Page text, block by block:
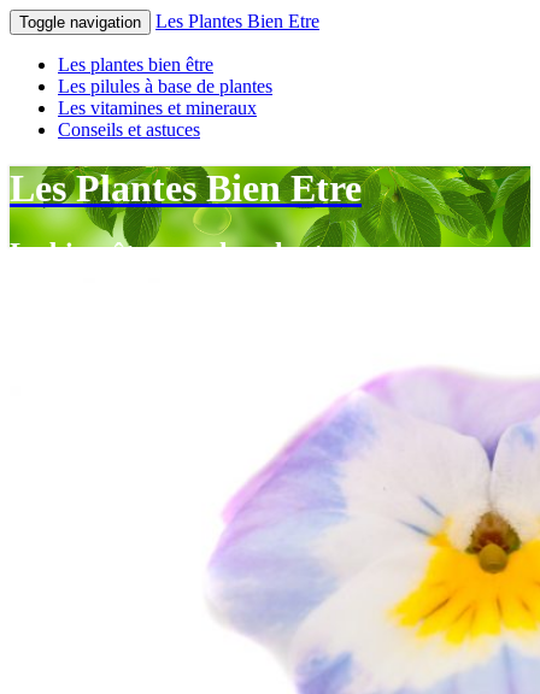
Toggle navigation Les Plantes Bien Etre
Les plantes bien être
Les pilules à base de plantes
Les vitamines et mineraux
Conseils et astuces
Les Plantes Bien Etre
Le bien-être par les plantes